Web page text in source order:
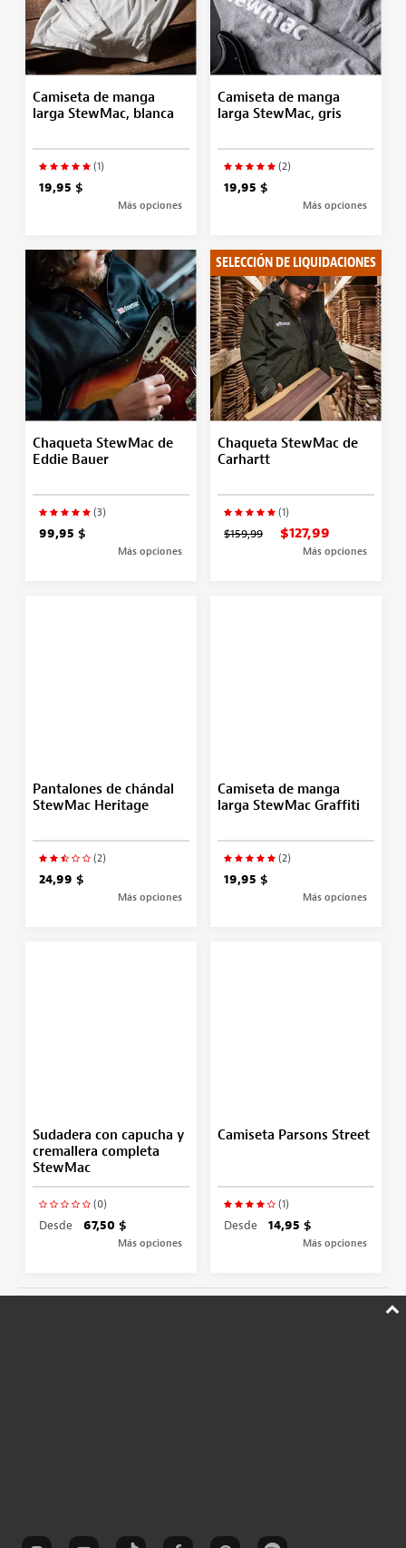
Camiseta de manga
larga StewMac, blanca
(1)
19,95 $
Más opciones
Camiseta de manga
larga StewMac, gris
(2)
19,95 $
Más opciones
Chaqueta StewMac de
Eddie Bauer
(3)
99,95 $
Más opciones
SELECCIÓN DE LIQUIDACIONES
Chaqueta StewMac de
Carhartt
(1)
$159,99 $127,99
Más opciones
Pantalones de chándal
StewMac Heritage
(2)
24,99 $
Más opciones
Camiseta de manga
larga StewMac Graffiti
(2)
19,95 $
Más opciones
Sudadera con capucha y
cremallera completa
StewMac
(0)
Desde 67,50 $
Más opciones
Camiseta Parsons Street
(1)
Desde 14,95 $
Más opciones